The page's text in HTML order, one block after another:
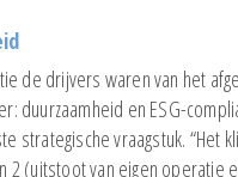
de drijvers waren van het
duurzaamheid en ESG-
strategische vraagstuk. “Het
2 (uitstoot van eigen